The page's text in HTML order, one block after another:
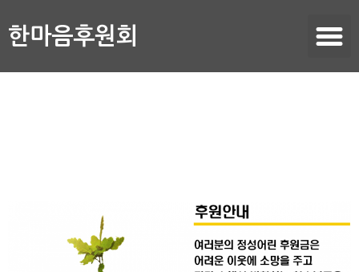
한마음후원회